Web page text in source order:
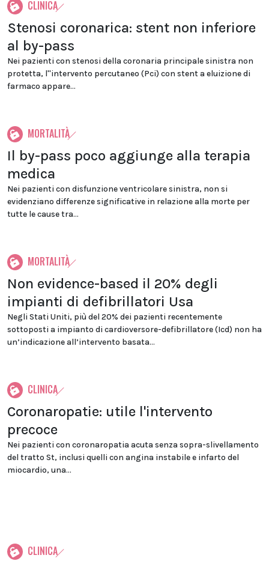
CLINICA
Stenosi coronarica: stent non inferiore
al by-pass
Nei pazienti con stenosi della coronaria principale sinistra non
protetta, l''intervento percutaneo (Pci) con stent a eluizione di
farmaco appare...
MORTALITÀ
Il by-pass poco aggiunge alla terapia
medica
Nei pazienti con disfunzione ventricolare sinistra, non si
evidenziano differenze significative in relazione alla morte per
tutte le cause tra...
MORTALITÀ
Non evidence-based il 20% degli
impianti di defibrillatori Usa
Negli Stati Uniti, più del 20% dei pazienti recentemente
sottoposti a impianto di cardioversore-defibrillatore (Icd) non ha
un’indicazione all’intervento basata...
CLINICA
Coronaropatie: utile l'intervento
precoce
Nei pazienti con coronaropatia acuta senza sopra-slivellamento
del tratto St, inclusi quelli con angina instabile e infarto del
miocardio, una...
CLINICA